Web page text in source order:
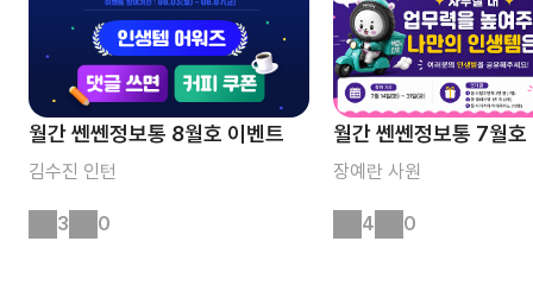
월간 쎈쎈정보통 8월호 이벤트
김수진 인턴
3 0
월간 쎈쎈정보통 7월호
장예란 사원
4 0